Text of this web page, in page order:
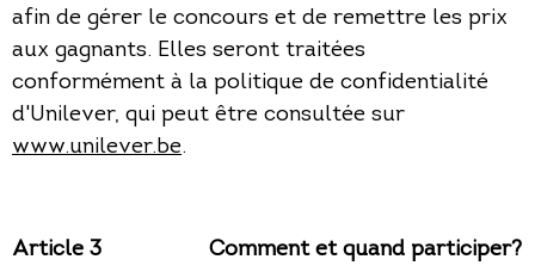
afin de gérer le concours et de remettre les prix
aux gagnants. Elles seront traitées
conformément à la politique de confidentialité
d'Unilever, qui peut être consultée sur
www.unilever.be.
Article 3 Comment et quand participer?